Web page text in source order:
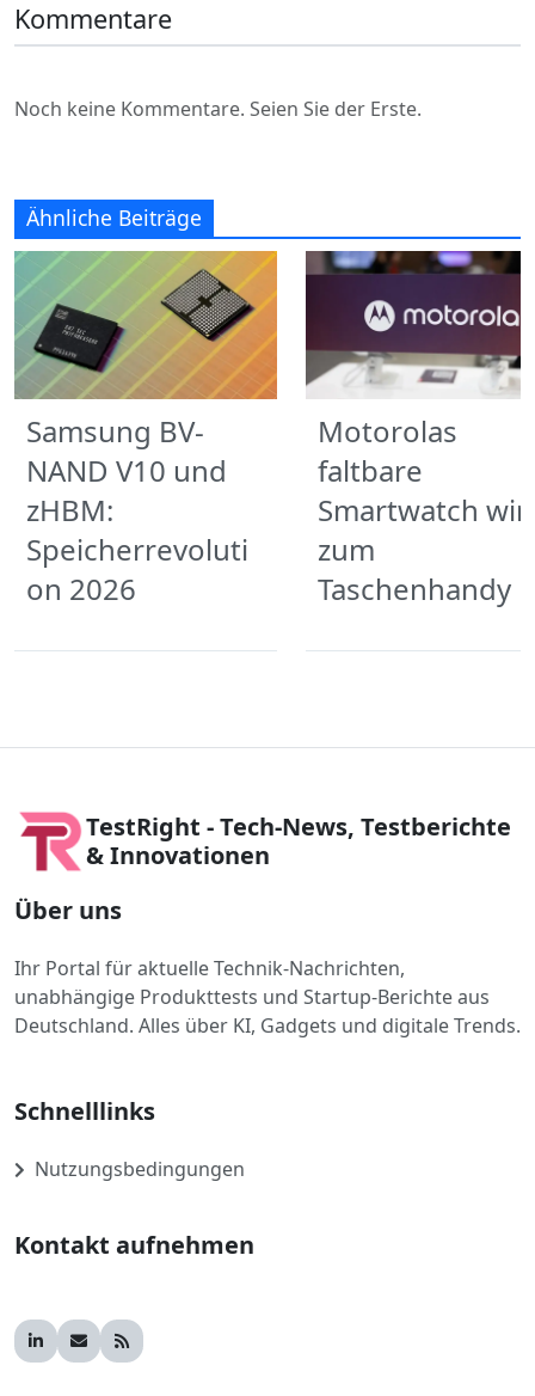
Kommentare
Noch keine Kommentare. Seien Sie der Erste.
Ähnliche Beiträge
Samsung BV-
NAND V10 und
zHBM:
Speicherrevoluti
on 2026
Motorolas
faltbare
Smartwatch
zum
Taschenhandy
TestRight - Tech-News, Testberichte
& Innovationen
Über uns
Ihr Portal für aktuelle Technik-Nachrichten,
unabhängige Produkttests und Startup-Berichte aus
Deutschland. Alles über KI, Gadgets und digitale Trends.
Schnelllinks
Nutzungsbedingungen
Kontakt aufnehmen